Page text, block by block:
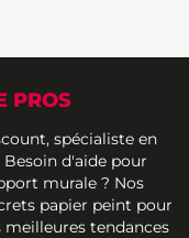
PROS
spécialiste en
d'aide pour
murale ? Nos
papier peint pour
tendances